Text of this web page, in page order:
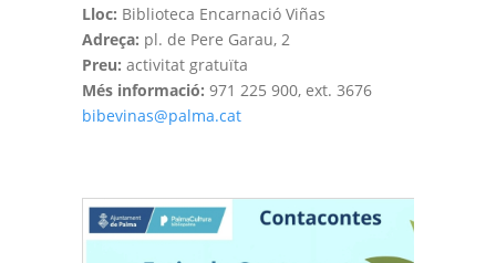
Lloc: Biblioteca Encarnació Viñas
Adreça: pl. de Pere Garau, 2
Preu: activitat gratuïta
Més informació: 971 225 900, ext. 3676
bibevinas@palma.cat